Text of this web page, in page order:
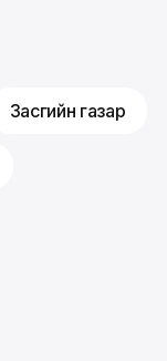
Засгийн газар